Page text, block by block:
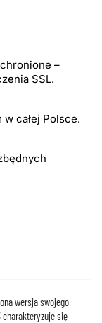
–
SSL.
całej Polsce.
wersja swojego
charakteryzuje się